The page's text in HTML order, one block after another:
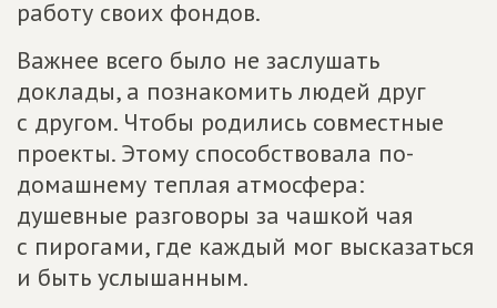
работу своих фондов.
Важнее всего было не заслушать
доклады, а познакомить людей друг
с другом. Чтобы родились совместные
проекты. Этому способствовала по-
домашнему теплая атмосфера:
душевные разговоры за чашкой чая
с пирогами, где каждый мог высказаться
и быть услышанным.